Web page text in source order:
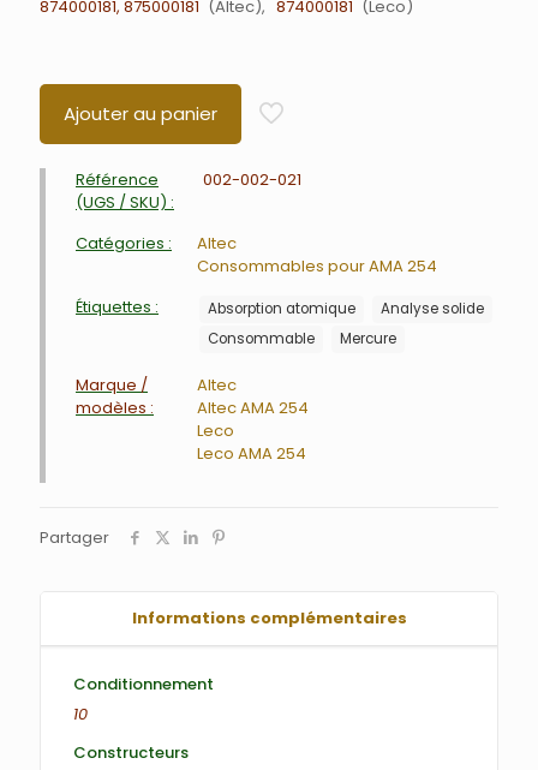
874000181, 875000181
Altec 874000181 Leco
Ajouter au panier
Référence
(UGS / SKU) :
002-002-021
Catégories :
Altec
Consommables pour AMA 254
Étiquettes :
Absorption atomique
Analyse solide
Consommable
Mercure
Marque /
modèles :
Altec
Altec AMA 254
Leco
Leco AMA 254
Partager
Informations complémentaires
Conditionnement
10
Constructeurs